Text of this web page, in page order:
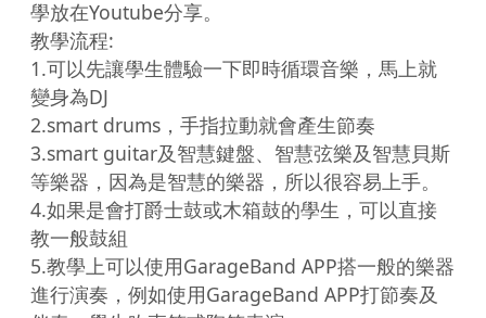
學放在Youtube分享。
教學流程:
1.可以先讓學生體驗一下即時循環音樂，馬上就
變身為DJ
2.smart drums，手指拉動就會產生節奏
3.smart guitar及智慧鍵盤、智慧弦樂及智慧貝斯
等樂器，因為是智慧的樂器，所以很容易上手。
4.如果是會打爵士鼓或木箱鼓的學生，可以直接
教一般鼓組
5.教學上可以使用GarageBand APP搭一般的樂器
進行演奏，例如使用GarageBand APP打節奏及